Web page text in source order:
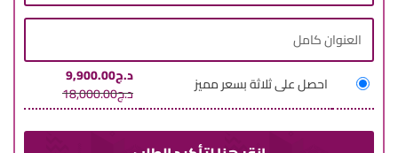
احصل على ثلاثة بسعر مميز د.ج9,900.00
د.ج18,000.00